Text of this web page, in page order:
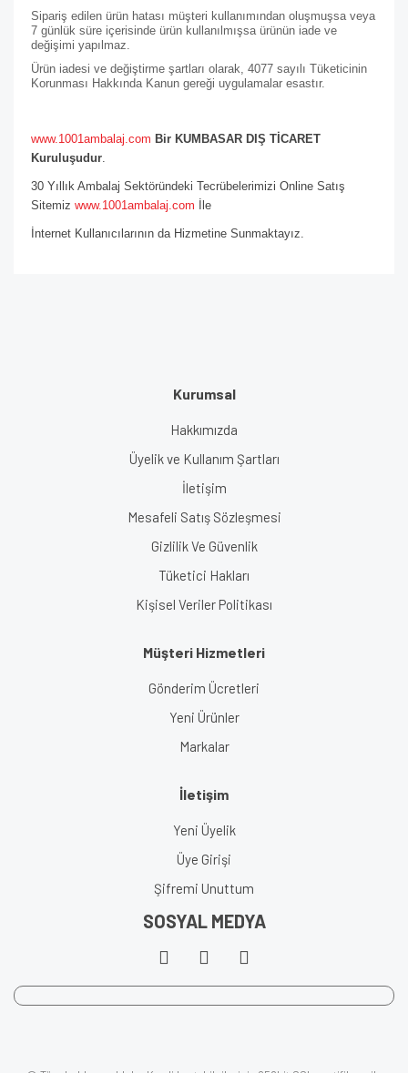
Sipariş edilen ürün hatası müşteri kullanımından oluşmuşsa veya
7 günlük süre içerisinde ürün kullanılmışsa ürünün iade ve
değişimi yapılmaz.
Ürün iadesi ve değiştirme şartları olarak, 4077 sayılı Tüketicinin
Korunması Hakkında Kanun gereği uygulamalar esastır.
www.1001ambalaj.com Bir KUMBASAR DIŞ TİCARET
Kuruluşudur
30 Yıllık Ambalaj Sektöründeki Tecrübelerimizi Online Satış
Sitemiz www.1001ambalaj.com İle
İnternet Kullanıcılarının da Hizmetine Sunmaktayız.
Kurumsal
Hakkımızda
Üyelik ve Kullanım Şartları
İletişim
Mesafeli Satış Sözleşmesi
Gizlilik Ve Güvenlik
Tüketici Hakları
Kişisel Veriler Politikası
Müşteri Hizmetleri
Gönderim Ücretleri
Yeni Ürünler
Markalar
İletişim
Yeni Üyelik
Üye Girişi
Şifremi Unuttum
SOSYAL MEDYA